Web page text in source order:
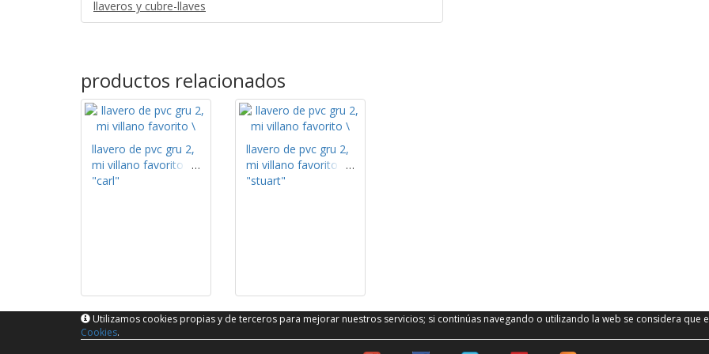
llaveros y cubre-llaves
productos relacionados
llavero de pvc gru 2,
mi villano favorito
"carl"
llavero de pvc gru 2,
mi villano favorito
"stuart"
Utilizamos cookies propias y de terceros para mejorar nuestros servicios; si continúas navegando o utilizando la web se considera que
Cookies.